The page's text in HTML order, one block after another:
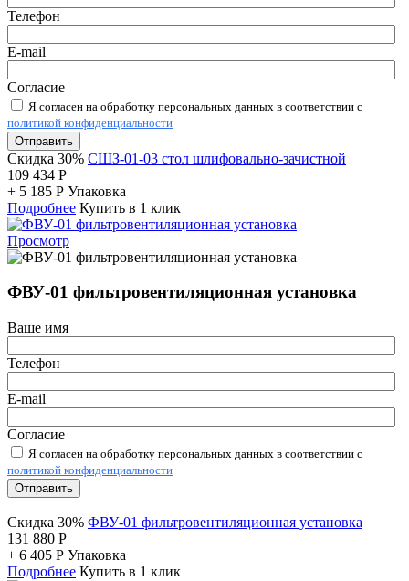
Телефон
E-mail
Согласие
Я согласен на обработку персональных данных в соответствии с
политикой конфиденциальности
Отправить
Скидка 30% СШЗ-01-03 стол шлифовально-зачистной
109 434 Р
+ 5 185 Р Упаковка
Подробнее Купить в 1 клик
Просмотр
ФВУ-01 фильтровентиляционная установка
Ваше имя
Телефон
E-mail
Согласие
Я согласен на обработку персональных данных в соответствии с
политикой конфиденциальности
Отправить
Скидка 30% ФВУ-01 фильтровентиляционная установка
131 880 Р
+ 6 405 Р Упаковка
Подробнее Купить в 1 клик